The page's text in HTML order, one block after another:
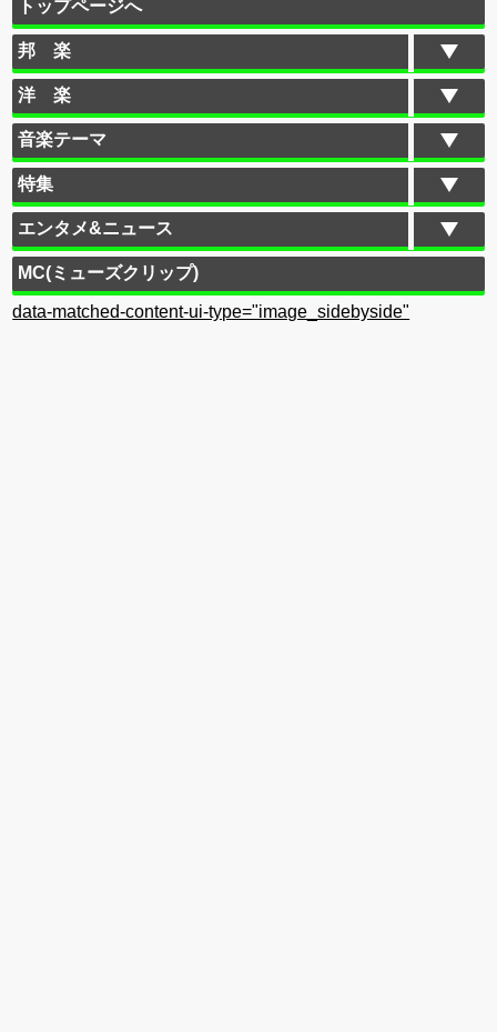
トップページへ
邦 楽
洋 楽
音楽テーマ
特集
エンタメ&ニュース
MC(ミューズクリップ)
data-matched-content-ui-type="image_sidebyside"